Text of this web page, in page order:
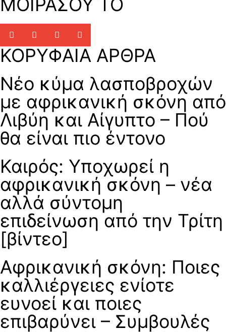
ΚΟΡΥΦΑΙΑ ΑΡΘΡΑ
Νέο κύμα λασποβροχών
με αφρικανική σκόνη από
Λιβύη και Αίγυπτο – Πού
θα είναι πιο έντονο
Καιρός: Υποχωρεί η
αφρικανική σκόνη – νέα
αλλά σύντομη
επιδείνωση από την Τρίτη
[βίντεο]
Αφρικανική σκόνη: Ποιες
καλλιέργειες ενίοτε
ευνοεί και ποιες
επιβαρύνει – Συμβουλές